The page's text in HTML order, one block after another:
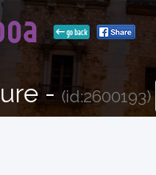
go back
- (id:2600193)